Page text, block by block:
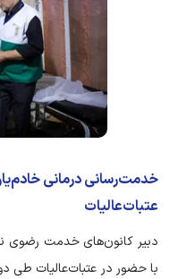
عتبات‌عالیات
دبیر کانون‌های خدمت رضوی